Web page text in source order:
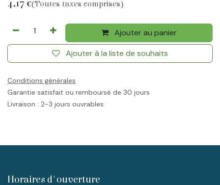
4,17 €(Toutes taxes comprises)
Ajouter au panier
Ajouter à la liste de souhaits
Conditions générales
Garantie satisfait ou remboursé de 30 jours
Livraison : 2-3 jours ouvrables
Horaires d'ouverture